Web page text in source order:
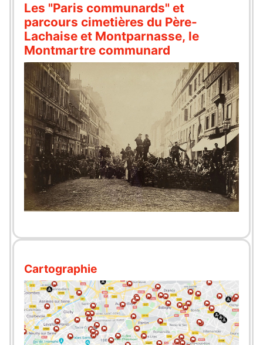
Les "Paris communards" et
parcours cimetières du Père-
Lachaise et Montparnasse, le
Montmartre communard
Cartographie